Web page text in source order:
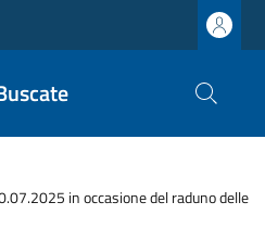
in occasione del raduno delle